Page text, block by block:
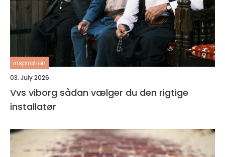
inspiration
03. July 2026
Vvs viborg sådan vælger du den rigtige
installatør